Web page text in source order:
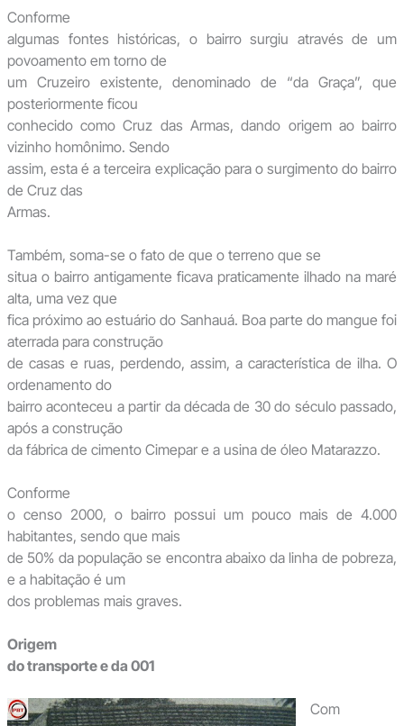
Conforme
algumas fontes históricas, o bairro surgiu através de um
povoamento em torno de
um Cruzeiro existente, denominado de “da Graça”, que
posteriormente ficou
conhecido como Cruz das Armas, dando origem ao bairro
vizinho homônimo. Sendo
assim, esta é a terceira explicação para o surgimento do bairro
de Cruz das
Armas.
Também, soma-se o fato de que o terreno que se
situa o bairro antigamente ficava praticamente ilhado na maré
alta, uma vez que
fica próximo ao estuário do Sanhauá. Boa parte do mangue foi
aterrada para construção
de casas e ruas, perdendo, assim, a característica de ilha. O
ordenamento do
bairro aconteceu a partir da década de 30 do século passado,
após a construção
da fábrica de cimento Cimepar e a usina de óleo Matarazzo.
Conforme
o censo 2000, o bairro possui um pouco mais de 4.000
habitantes, sendo que mais
de 50% da população se encontra abaixo da linha de pobreza,
e a habitação é um
dos problemas mais graves.
Origem
do transporte e da 001
Com